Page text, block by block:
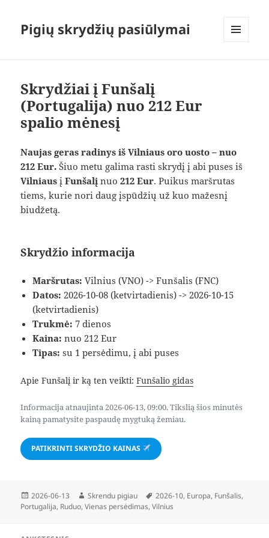
Pigių skrydžių pasiūlymai
Skrydžiai į Funšalį
(Portugalija) nuo 212 Eur
spalio mėnesį
Naujas geras radinys iš Vilniaus oro uosto – nuo
212 Eur. Šiuo metu galima rasti skrydį į abi puses iš
Vilniaus įFunšalį nuo212 Eur. Puikus maršrutas
tiems, kurie nori daug įspūdžių už kuo mažesnį
biudžetą.
Skrydžio informacija
Maršrutas: Vilnius (VNO) -> Funšalis (FNC)
Datos: 2026-10-08 (ketvirtadienis) -> 2026-10-15
(ketvirtadienis)
Trukmė: 7 dienos
Kaina: nuo 212 Eur
Tipas: su 1 persėdimu, į abi puses
Apie Funšalį ir ką ten veikti:Funšalio gidas
Informacija atnaujinta 2026-06-13, 09:00. Tikslią šios minutės
kainą pamatysite paspaudę mygtuką žemiau.
PATIKRINTI SKRYDŽIO KAINAS
Paskelbta
2026-06-13 Autorius
Skrendu pigiau Žymos
2026-10, Europa, Funšalis,
Portugalija, Ruduo,Vienas persėdimas,Vilnius